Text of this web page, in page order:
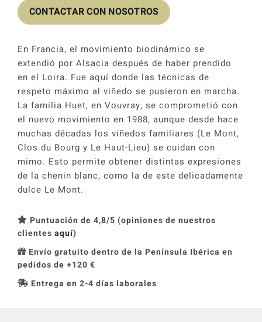
CONTACTAR CON NOSOTROS
En Francia, el movimiento biodinámico se
extendió por Alsacia después de haber prendido
en el Loira. Fue aquí donde las técnicas de
respeto máximo al viñedo se pusieron en marcha.
La familia Huet, en Vouvray, se comprometió con
el nuevo movimiento en 1988, aunque desde hace
muchas décadas los viñedos familiares (Le Mont,
Clos du Bourg y Le Haut-Lieu) se cuidan con
mimo. Esto permite obtener distintas expresiones
de la chenin blanc, como la de este delicadamente
dulce Le Mont.
Puntuación de 4,8/5 (opiniones de nuestros
clientes aquí)
Envío gratuito dentro de la Península Ibérica en
pedidos de +120 €
Entrega en 2-4 días laborales